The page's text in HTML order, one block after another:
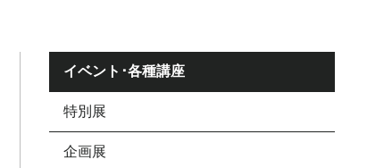
イベント･各種講座
特別展
企画展